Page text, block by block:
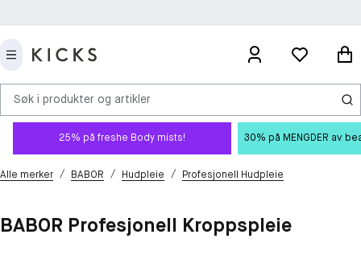
Søk i produkter og artikler
25% på freshe Body mists! 30% på MENGDER av
Alle merker / BABOR / Hudpleie / Profesjonell Hudpleie
BABOR Profesjonell Kroppspleie